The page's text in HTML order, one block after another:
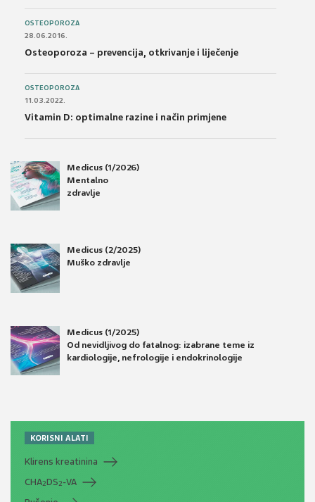
OSTEOPOROZA
28.06.2016.
Osteoporoza – prevencija, otkrivanje i liječenje
OSTEOPOROZA
11.03.2022.
Vitamin D: optimalne razine i način primjene
Medicus (1/2026)
Mentalno
zdravlje
Medicus (2/2025)
Muško zdravlje
Medicus (1/2025)
Od nevidljivog do fatalnog: izabrane teme iz
kardiologije, nefrologije i endokrinologije
KORISNI ALATI
Klirens kreatinina
CHA2DS2-VA